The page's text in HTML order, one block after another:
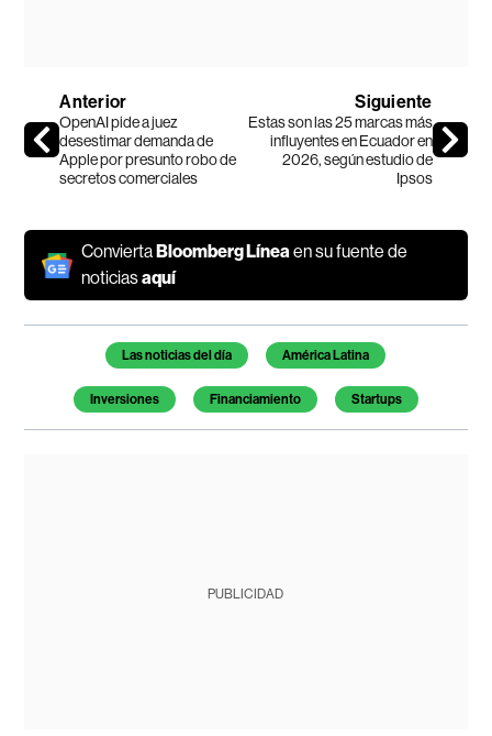
Anterior
OpenAI pide a juez
desestimar demanda de
Apple por presunto robo de
secretos comerciales
Siguiente
Estas son las 25 marcas más
influyentes en Ecuador en
2026, según estudio de
Ipsos
Convierta Bloomberg Líneaen su fuente de
noticiasaquí
Temas de este artículo
Las noticias del día América Latina
Inversiones Financiamiento Startups
PUBLICIDAD